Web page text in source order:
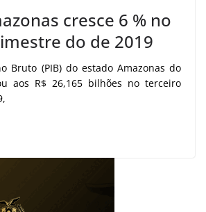
cresce 6 % no
do de 2019
Bruto (PIB) do estado Amazonas do
aos R$ 26,165 bilhões no terceiro